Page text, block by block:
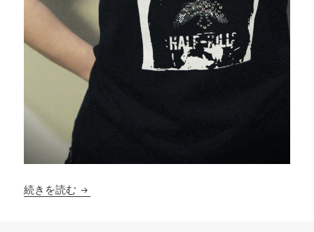
続きを読む 初めて作ったTシャツ